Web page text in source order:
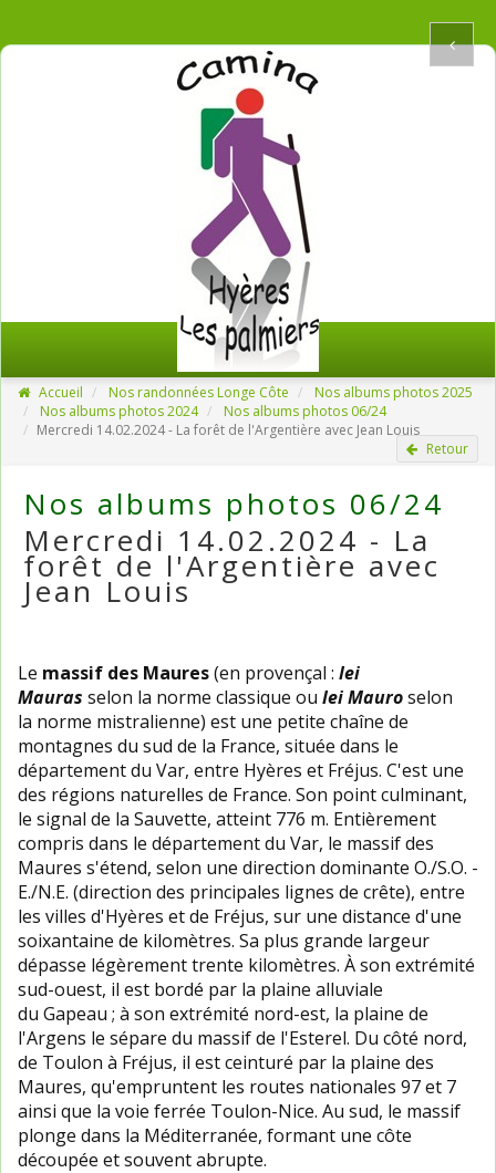
Accueil Nos randonnées Longe Côte
Nos albums photos 2025
Nos albums photos 2024
Nos albums photos 06/24
Mercredi 14.02.2024 - La forêt de l'Argentière avec Jean Louis
Retour
Nos albums photos 06/24
Mercredi 14.02.2024 - La
forêt de l'Argentière avec
Jean Louis
Le massif des Maures(en provençal : lei
Mauras selon la norme classique ou lei Mauroselon
la norme mistralienne) est une petite chaîne de
montagnes du sud de la France, située dans le
département du Var, entre Hyères et Fréjus. C'est une
des régions naturelles de France. Son point culminant,
le signal de la Sauvette, atteint 776 m. Entièrement
compris dans le département du Var, le massif des
Maures s'étend, selon une direction dominante O./S.O. -
E./N.E. (direction des principales lignes de crête), entre
les villes d'Hyères et de Fréjus, sur une distance d'une
soixantaine de kilomètres. Sa plus grande largeur
dépasse légèrement trente kilomètres. À son extrémité
sud-ouest, il est bordé par la plaine alluviale
du Gapeau ; à son extrémité nord-est, la plaine de
l'Argens le sépare du massif de l'Esterel. Du côté nord,
de Toulon à Fréjus, il est ceinturé par la plaine des
Maures, qu'empruntent les routes nationales 97 et 7
ainsi que la voie ferrée Toulon-Nice. Au sud, le massif
plonge dans la Méditerranée, formant une côte
découpée et souvent abrupte.